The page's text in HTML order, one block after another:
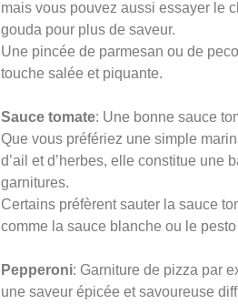
mais vous pouvez aussi essayer le
gouda pour plus de saveur.
Une pincée de parmesan ou de
touche salée et piquante.
Sauce tomate: Une bonne sauce
Que vous préfériez une simple
d’ail et d’herbes, elle constitue une
garnitures.
Certains préfèrent sauter la sauce
comme la sauce blanche ou le
Pepperoni: Garniture de pizza par
une saveur épicée et savoureuse